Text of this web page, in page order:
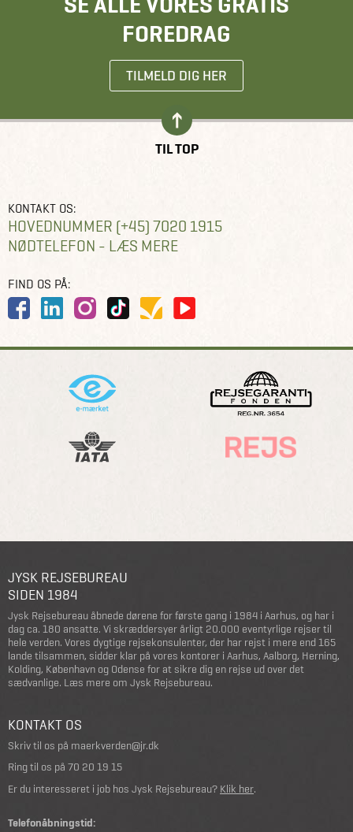
FOREDRAG
TILMELD DIG HER
TIL TOP
KONTAKT OS:
HOVEDNUMMER (+45) 7020 1915
NØDTELEFON - LÆS MERE
FIND OS PÅ:
JYSK REJSEBUREAU
SIDEN 1984
Jysk Rejsebureau åbnede dørene for første gang i 1984 i Aarhus, og har i
dag ca. 180 ansatte. Vi skræddersyer årligt 20.000 eventyrlige rejser til
hele verden. Vores dygtige rejsekonsulenter, der har rejst i mere end 165
lande tilsammen, sidder klar på vores kontorer i Aarhus, Aalborg, Herning,
Kolding, København og Odense for at sikre dig en rejse ud over det
sædvanlige. Læs mere om Jysk Rejsebureau.
KONTAKT OS
Skriv til os på maerkverden@jr.dk
Ring til os på 70 20 19 15
Er du interesseret i job hos Jysk Rejsebureau? Klik her.
Telefonåbningstid: